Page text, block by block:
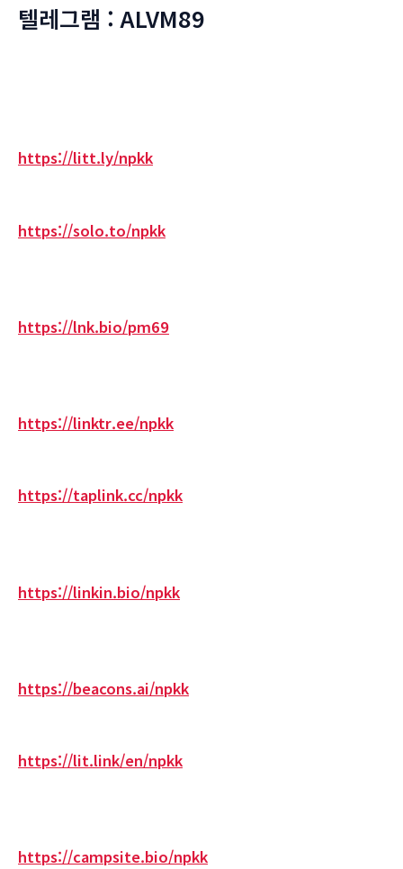
텔레그램 : ALVM89
https://litt.ly/npkk
https://solo.to/npkk
https://lnk.bio/pm69
https://linktr.ee/npkk
https://taplink.cc/npkk
https://linkin.bio/npkk
https://beacons.ai/npkk
https://lit.link/en/npkk
https://campsite.bio/npkk